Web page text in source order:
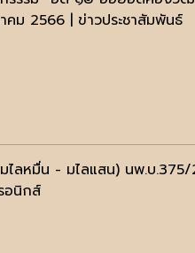
คม 2566 | ข่าวประชาสัมพันธ์
ไลหมื่น - มไลแสน) นพ.บ
อนิกส์